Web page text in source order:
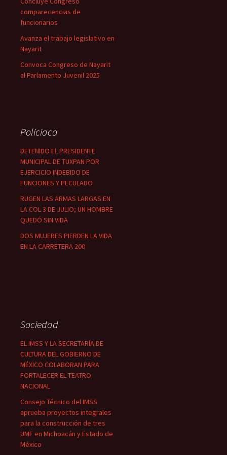
comparecencias de
funcionarios
Avanza el trabajo legislativo en
Nayarit
Convoca Congreso de Nayarit
al Parlamento Juvenil 2025
Policiaca
DETENIDO EL PRESIDENTE
MUNICIPAL DE TUXPAN POR
EJERCICIO INDEBIDO DE
FUNCIONES Y PECULADO
RUGEN LAS ARMAS LARGAS EN
LA COL 3 DE JULIO; UN HOMBRE
QUEDÓ SIN VIDA
DOS MUJERES PIERDEN LA VIDA
EN LA CARRETERA 200
Sociedad
EL IMSS Y LA SECRETARÍA DE
CULTURA DEL GOBIERNO DE
MÉXICO COLABORAN PARA
FORTALECER EL TEATRO
NACIONAL
Consejo Técnico del IMSS
aprueba proyectos integrales
para la construcción de tres
UMF en Michoacán y Estado de
México